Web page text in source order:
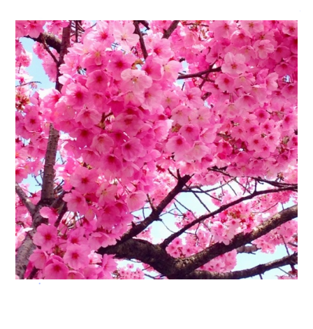
会社案内
サービス案内
CSR活動
採用情報
お知らせ
ブログ
お問い合わせ